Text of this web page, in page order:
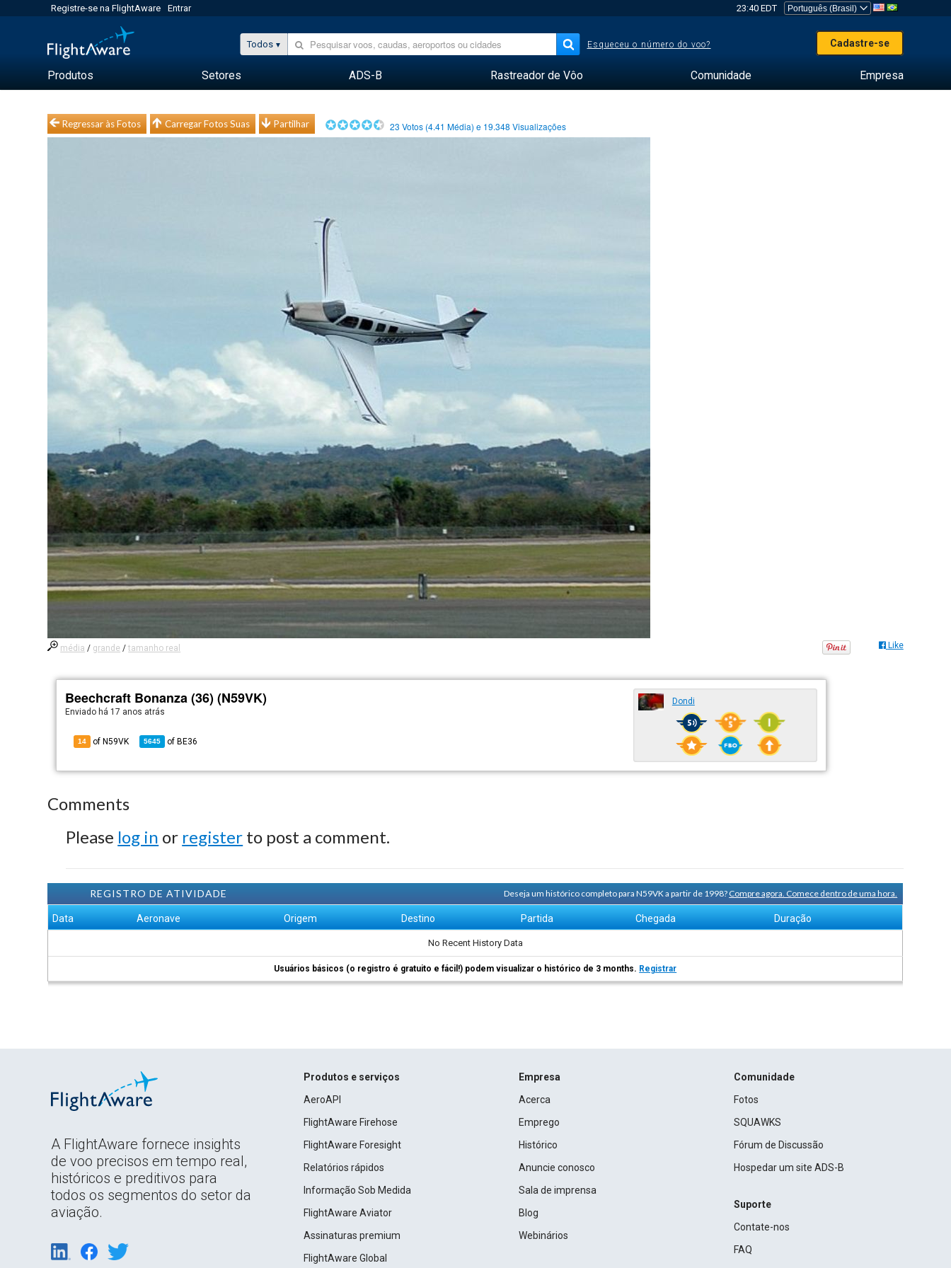
Registre-se na FlightAware Entrar 23:40 EDT
Todos Esqueceu o número do voo? Cadastre-se
Produtos Setores ADS-B Rastreador de Vôo Comunidade Empresa
Regressar às Fotos Carregar Fotos Suas Partilhar 23 Votos (4.41 Média) e 19.348 Visualizações
média / grande /tamanho real Like
Beechcraft Bonanza (36) (N59VK)
Enviado há 17 anos atrás
14 of N59VK 5645 of BE36
Dondi
Comments
Please log in or register to post a comment.
REGISTRO DE ATIVIDADE Deseja um histórico completo para N59VK a partir de 1998?Compre agora. Comece dentro de uma hora.
Data Aeronave Origem Destino Partida Chegada Duração
No Recent History Data
Usuários básicos (o registro é gratuito e fácil!) podem visualizar o histórico de 3 months. Registrar
A FlightAware fornece insights
de voo precisos em tempo real,
históricos e preditivos para
todos os segmentos do setor da
aviação.
Produtos e serviços
AeroAPI
FlightAware Firehose
FlightAware Foresight
Relatórios rápidos
Informação Sob Medida
FlightAware Aviator
Assinaturas premium
FlightAware Global
Empresa
Acerca
Emprego
Histórico
Anuncie conosco
Sala de imprensa
Blog
Webinários
Comunidade
Fotos
SQUAWKS
Fórum de Discussão
Hospedar um site ADS-B
Suporte
Contate-nos
FAQ